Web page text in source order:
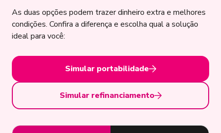
As duas opções podem trazer dinheiro extra e melhores
condições. Confira a diferença e escolha qual a solução
ideal para você:
Simular portabilidade
Simular refinanciamento